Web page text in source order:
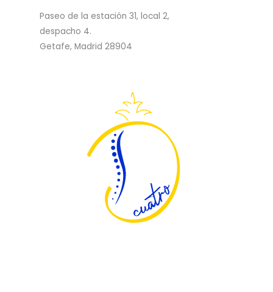
Paseo de la estación 31, local 2,
despacho 4.
Getafe, Madrid 28904